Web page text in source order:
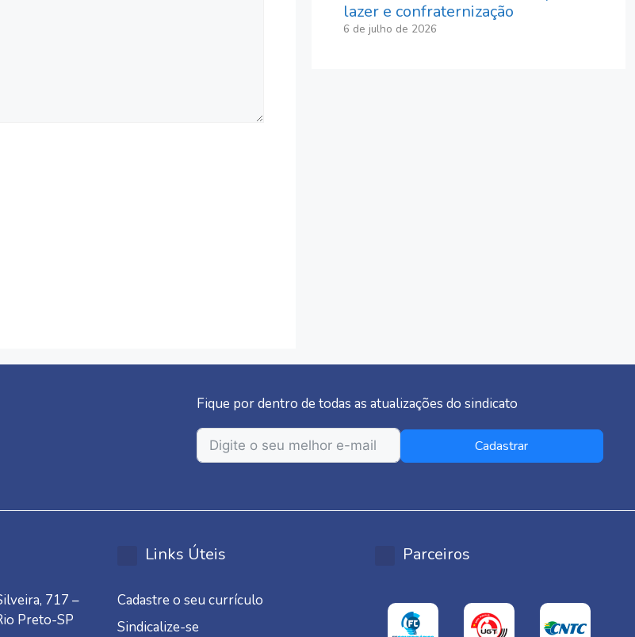
lazer e confraternização
6 de julho de 2026
Fique por dentro de todas as atualizações do sindicato
Cadastrar
717 –
Preto-SP
Links Úteis
Cadastre o seu currículo
Sindicalize-se
Parceiros